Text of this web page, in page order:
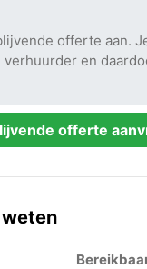
offerte aan.
verhuurder en
offerte